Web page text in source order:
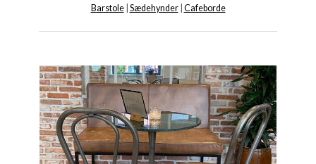
Barstole| Sædehynder| Cafeborde